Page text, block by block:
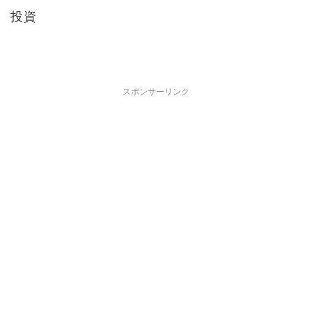
投資
スポンサーリンク